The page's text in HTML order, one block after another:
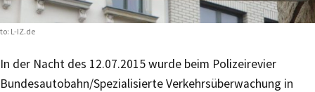
L-IZ.de
In der Nacht des 12.07.2015 wurde beim Polizeirevier
Bundesautobahn/Spezialisierte Verkehrsüberwachung in